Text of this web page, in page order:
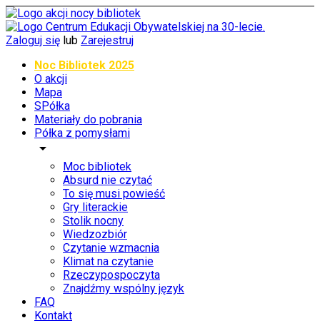
Zaloguj się lub Zarejestruj
Noc Bibliotek 2025
O akcji
Mapa
SPółka
Materiały do pobrania
Półka z pomysłami
arrow_drop_down
Moc bibliotek
Absurd nie czytać
To się musi powieść
Gry literackie
Stolik nocny
Wiedzozbiór
Czytanie wzmacnia
Klimat na czytanie
Rzeczypospoczyta
Znajdźmy wspólny język
FAQ
Kontakt